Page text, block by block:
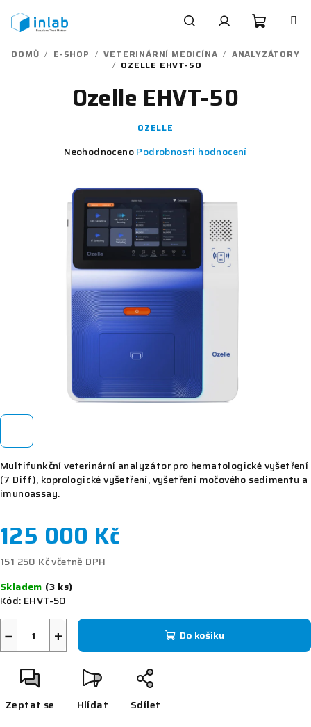
obsah
DOMŮ / E-SHOP / VETERINÁRNÍ MEDICÍNA / ANALYZÁTORY
/ OZELLE EHVT-50
Multifunkční veterinární analyzátor pro hematologické vyšetření
(7 Diff), koprologické vyšetření, vyšetření močového sedimentu a
imunoassay.
125 000 Kč
151 250 Kč včetně DPH
cena:
Skladem (3 ks)
Kód: EHVT-50
+
− Do košíku
Zeptat se Hlídat Sdílet
Ozelle EHVT-50
OZELLE
Průměrné
0,0
z
hvězdiček.
NeohodnocenoPodrobnosti hodnocení